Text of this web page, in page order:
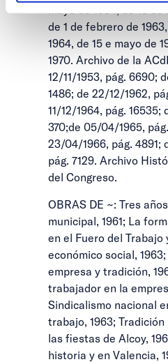
de 1 de febrero de
1964, de 15 e mayo de
1970. Archivo de la
12/11/1953, pág. 6690;
1486; de 22/12/1962,
11/12/1964, pág.
370;de 05/04/1965,
23/04/1966, pág. 4891;
pág. 7129. Archivo
del Congreso.
OBRAS DE ~: Tres
municipal, 1961; La
en el Fuero del Trabajo
económico social,
empresa y tradición,
trabajador en la
Sindicalismo nacional
trabajo, 1963;
las fiestas de Alcoy,
historia y en Valencia,